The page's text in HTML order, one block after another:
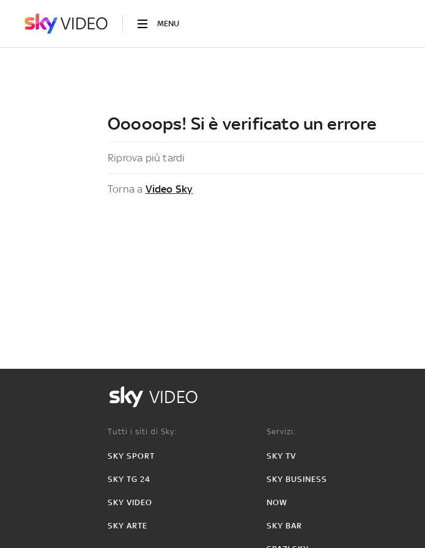
MENU
Ooooops! Si è verificato un errore
Riprova più tardi
Torna a Video Sky
VIDEO
Tutti i siti di Sky:
SKY SPORT
SKY TG 24
SKY VIDEO
SKY ARTE
Servizi:
SKY TV
SKY BUSINESS
NOW
SKY BAR